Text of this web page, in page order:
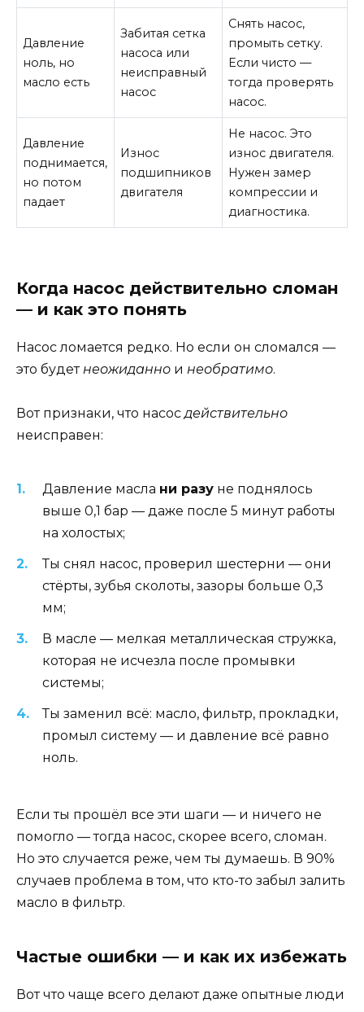
Давление
ноль, но
масло есть
Забитая сетка
насоса или
неисправный
насос
Снять насос,
промыть сетку.
Если чисто —
тогда проверять
насос.
Давление
поднимается,
но потом
падает
Износ
подшипников
двигателя
Не насос. Это
износ двигателя.
Нужен замер
компрессии и
диагностика.
Когда насос действительно сломан
— и как это понять
Насос ломается редко. Но если он сломался —
это будетнеожиданно и необратимо.
Вот признаки, что насосдействительно
неисправен:
Давление масла ни разу не поднялось
выше 0,1 бар — даже после 5 минут работы
на холостых;
Ты снял насос, проверил шестерни — они
стёрты, зубья сколоты, зазоры больше 0,3
мм;
В масле — мелкая металлическая стружка,
которая не исчезла после промывки
системы;
Ты заменил всё: масло, фильтр, прокладки,
промыл систему — и давление всё равно
ноль.
Если ты прошёл все эти шаги — и ничего не
помогло — тогда насос, скорее всего, сломан.
Но это случается реже, чем ты думаешь. В 90%
случаев проблема в том, что кто-то забыл залить
масло в фильтр.
Частые ошибки — и как их избежать
Вот что чаще всего делают даже опытные люди